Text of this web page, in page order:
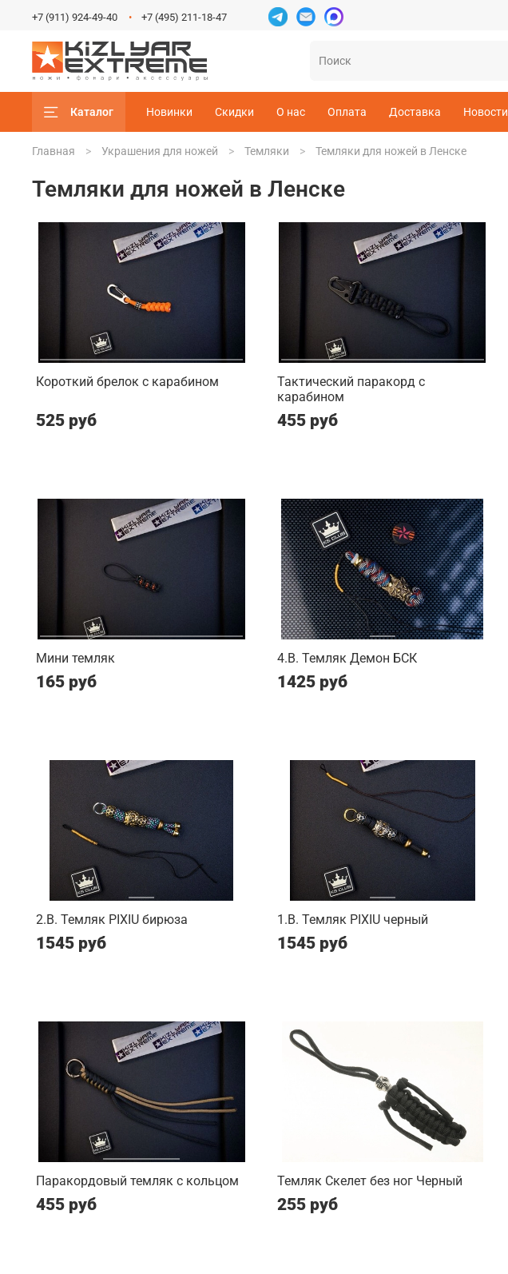
+7 (911) 924-49-40 +7 (495) 211-18-47
Каталог Новинки Скидки О нас Оплата Доставка Новости
Главная Украшения для ножей Темляки Темляки для ножей в Ленске
Темляки для ножей в Ленске
Короткий брелок с карабином
525 руб
Тактический паракорд с
карабином
455 руб
Мини темляк
165 руб
4.B. Темляк Демон БСК
1425 руб
2.B. Темляк PIXIU бирюза
1545 руб
1.B. Темляк PIXIU черный
1545 руб
Паракордовый темляк с кольцом
455 руб
Темляк Скелет без ног Черный
255 руб